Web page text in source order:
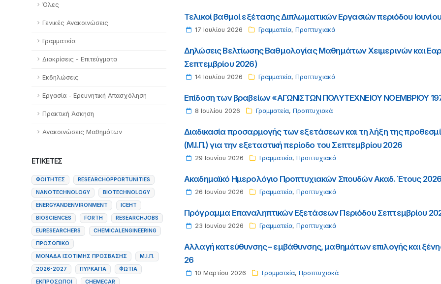
Όλες
Γενικές Ανακοινώσεις
Γραμματεία
Διακρίσεις - Επιτεύγματα
Εκδηλώσεις
Εργασία - Ερευνητική Απασχόληση
Πρακτική Άσκηση
Ανακοινώσεις Μαθημάτων
ΕΤΙΚΈΤΕΣ
ΦΟΙΤΗΤΈΣ
RESEARCHOPPORTUNITIES
NANOTECHNOLOGY
BIOTECHNOLOGY
ENERGYANDENVIRONMENT
ICEHT
BIOSCIENCES
FORTH
RESEARCHJOBS
EURESEARCHERS
CHEMICALENGINEERING
ΠΡΟΣΩΠΙΚΌ
ΜΟΝΆΔΑ ΙΣΌΤΙΜΗΣ ΠΡΌΣΒΑΣΗΣ
Μ.Ι.Π.
2026-2027
ΠΥΡΚΑΓΙΆ
ΦΩΤΙΆ
ΕΚΠΡΌΣΩΠΟΙ
CHEMECAR
Τελικοί βαθμοί εξέτασης Διπλωματικών Εργασιών περιόδου
17 Ιουλίου 2026 Γραμματεία, Προπτυχιακά
Δηλώσεις Βελτίωσης Βαθμολογίας Μαθημάτων Χειμερινών και
Σεπτεμβρίου 2026)
14 Ιουλίου 2026 Γραμματεία, Προπτυχιακά
Επίδοση των βραβείων «ΑΓΩΝΙΣΤΩΝ ΠΟΛΥΤΕΧΝΕΙΟΥ ΝΟΕΜΒΡΙΟΥ
8 Ιουλίου 2026 Γραμματεία, Προπτυχιακά
Διαδικασία προσαρμογής των εξετάσεων και τη λήξη της
(Μ.Ι.Π.) για την εξεταστική περίοδο του Σεπτεμβρίου 2026
29 Ιουνίου 2026 Γραμματεία, Προπτυχιακά
Ακαδημαϊκό Ημερολόγιο Προπτυχιακών Σπουδών Ακαδ. Έτους
26 Ιουνίου 2026 Γραμματεία, Προπτυχιακά
Πρόγραμμα Επαναληπτικών Εξετάσεων Περιόδου Σεπτεμβρίου
23 Ιουνίου 2026 Γραμματεία, Προπτυχιακά
Αλλαγή κατεύθυνσης – εμβάθυνσης, μαθημάτων επιλογής και
26
10 Μαρτίου 2026 Γραμματεία, Προπτυχιακά